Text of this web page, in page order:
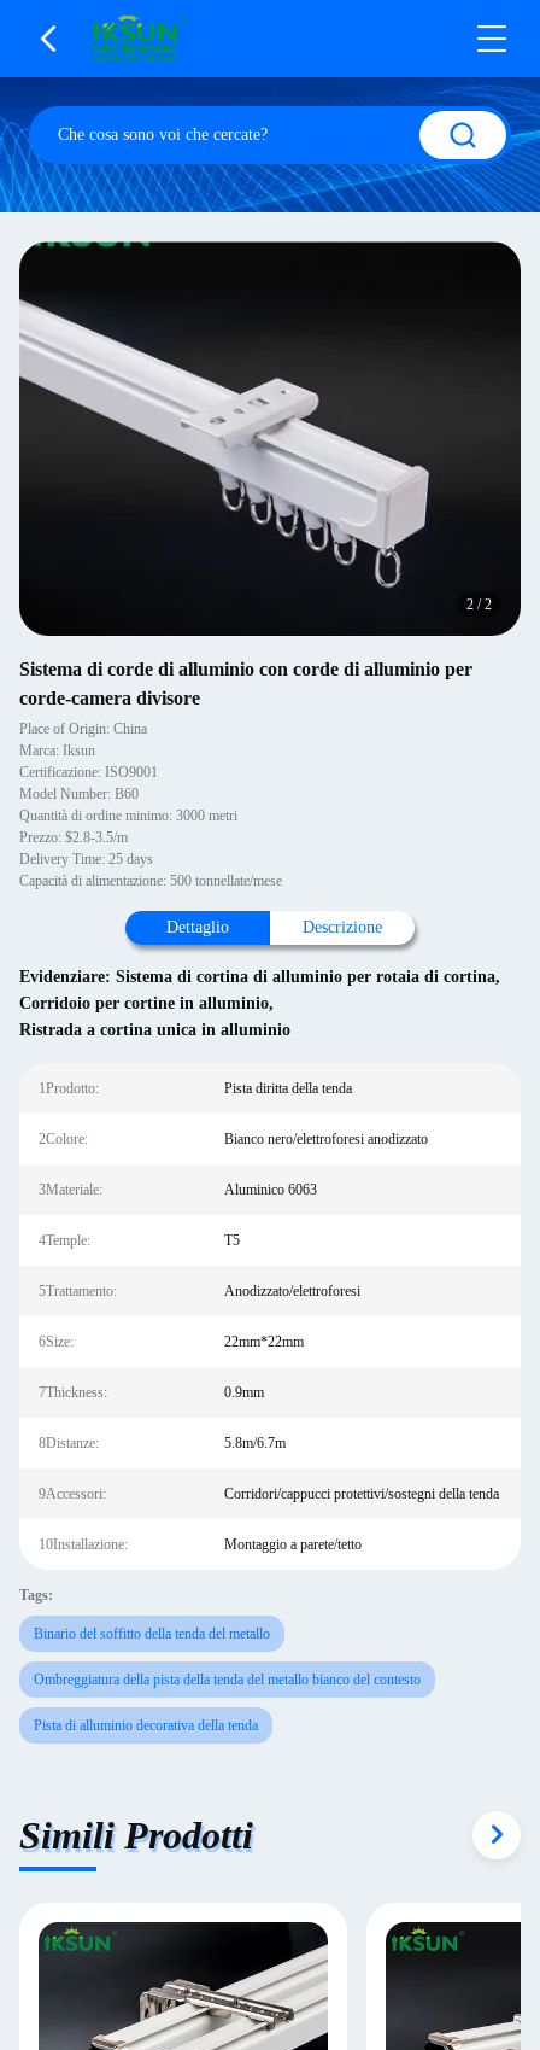
2 /2
Sistema di corde di alluminio con corde di alluminio per
corde-camera divisore
Place of Origin: China
Marca: Iksun
Certificazione: ISO9001
Model Number: B60
Quantità di ordine minimo: 3000 metri
Prezzo: $2.8-3.5/m
Delivery Time: 25 days
Capacità di alimentazione: 500 tonnellate/mese
Dettaglio Descrizione
Evidenziare: Sistema di cortina di alluminio per rotaia di cortina,
Corridoio per cortine in alluminio,
Ristrada a cortina unica in alluminio
1Prodotto: Pista diritta della tenda
2Colore: Bianco nero/elettroforesi anodizzato
3Materiale: Aluminico 6063
4Temple: T5
5Trattamento: Anodizzato/elettroforesi
6Size: 22mm*22mm
7Thickness: 0.9mm
8Distanze: 5.8m/6.7m
9Accessori: Corridori/cappucci protettivi/sostegni della tenda
10Installazione: Montaggio a parete/tetto
Tags:
Binario del soffitto della tenda del metallo
Ombreggiatura della pista della tenda del metallo bianco del contesto
Pista di alluminio decorativa della tenda
Simili Prodotti